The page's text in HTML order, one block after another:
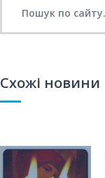
Схожі новини